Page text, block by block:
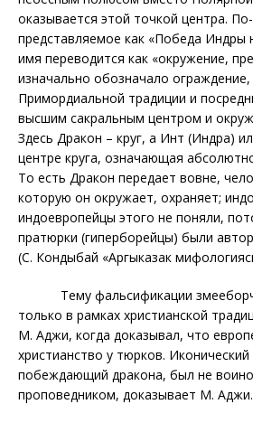
оказывается этой точкой центра.
представляемое как «Победа Индры
имя переводится как «окружение,
изначально обозначало ограждение,
Примордиальной традиции и
высшим сакральным центром и
Здесь Дракон – круг, а Инт (Индра)
центре круга, означающая
То есть Дракон передает вовне,
которую он окружает, охраняет;
индоевропейцы этого не поняли,
пратюрки (гиперборейцы) были
(С. Кондыбай «Аргыказак
Тему фальсификации
только в рамках христианской
М. Аджи, когда доказывал, что
христианство у тюрков.
побеждающий дракона, был не
проповедником, доказывает М. Аджи.